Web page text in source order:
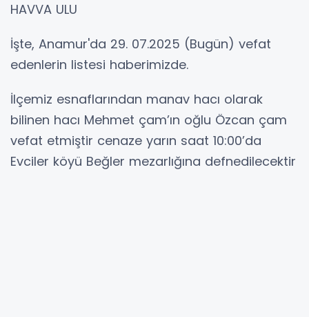
HAVVA ULU
İşte, Anamur'da 29. 07.2025 (Bugün) vefat
edenlerin listesi haberimizde.
İlçemiz esnaflarından manav hacı olarak
bilinen hacı Mehmet çam’ın oğlu Özcan çam
vefat etmiştir cenaze yarın saat 10:00’da
Evciler köyü Beğler mezarlığına defnedilecektir